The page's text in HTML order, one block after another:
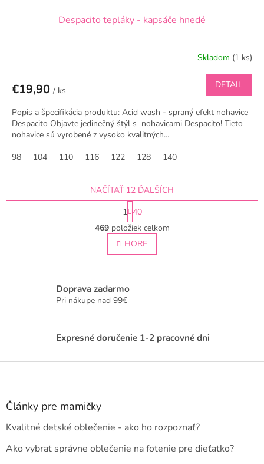
Despacito tepláky - kapsáče hnedé
Skladom (1 ks)
€19,90 / ks
DETAIL
Popis a špecifikácia produktu: Acid wash - spraný efekt nohavice
Despacito Objavte jedinečný štýl s nohavicami Despacito! Tieto
nohavice sú vyrobené z vysoko kvalitných...
98
104 110 116 122 128 140
O
v
l
á
r
v
s
u
NAČÍTAŤ 12 ĎALŠÍCH
S
t
r
á
n
k
1 40
469položiek celkom
HORE
Doprava zadarmo
Pri nákupe nad 99€
Expresné doručenie 1-2 pracovné dni
Z
Články pre mamičky
Kvalitné detské oblečenie - ako ho rozpoznať?
Ako vybrať správne oblečenie na fotenie pre dieťatko?